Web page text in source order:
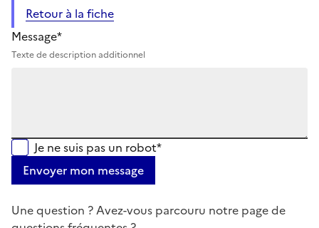
Retour à la fiche
Message*
Texte de description additionnel
Je ne suis pas un robot*
Envoyer mon message
Une question ? Avez-vous parcouru notre page de